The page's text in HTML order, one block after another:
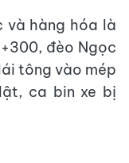
và hàng hóa là
đèo Ngọc
tông vào mép
ca bin xe bị